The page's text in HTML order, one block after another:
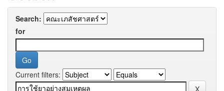
Search:
for
Current filters: